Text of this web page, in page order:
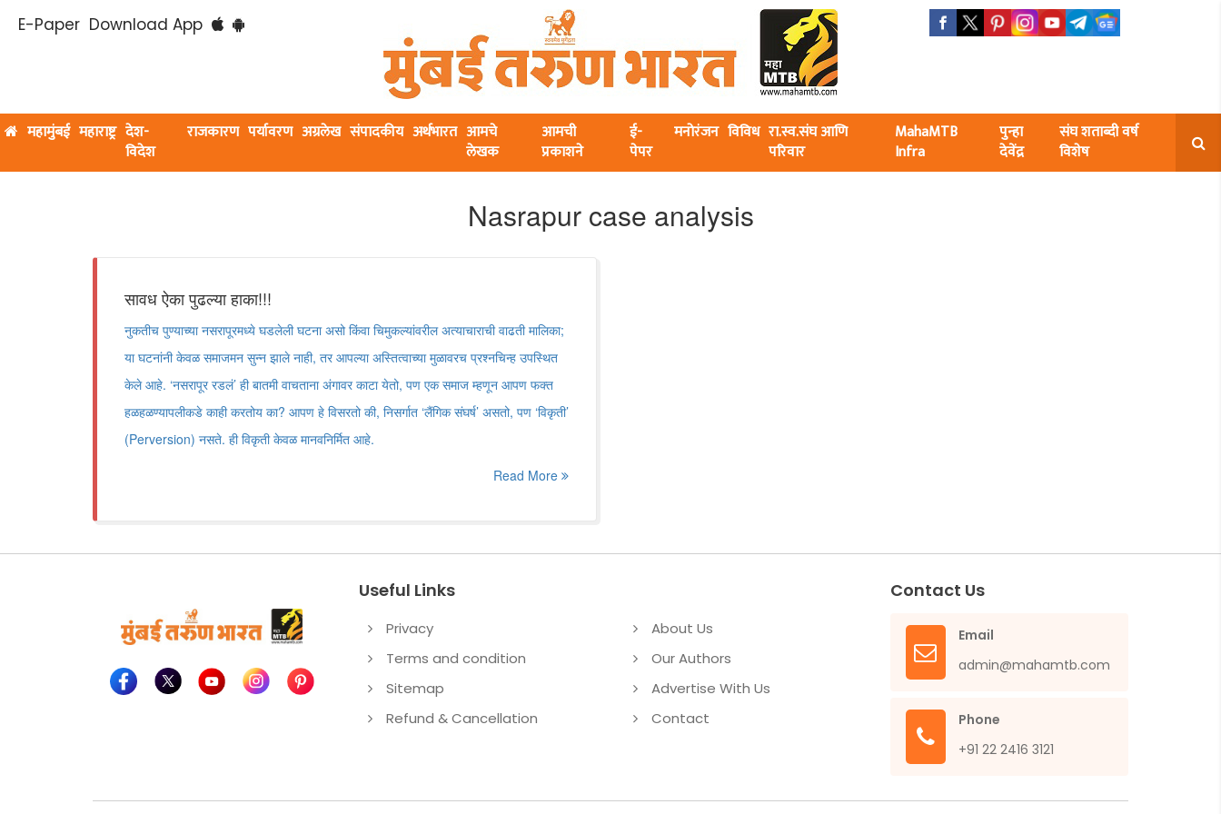
E-Paper Download App
महामुंबई महाराष्ट्र देश-
विदेश
राजकारण पर्यावरण अग्रलेख संपादकीय अर्थभारत आमचे
लेखक
आमची
प्रकाशने
ई-
पेपर
मनोरंजन विविध रा.स्व.संघ आणि
परिवार
MahaMTB
Infra
पुन्हा
देवेंद्र
संघ शताब्दी वर्ष
विशेष
Nasrapur case analysis
सावध ऐका पुढल्या हाका!!!
नुकतीच पुण्याच्या नसरापूरमध्ये घडलेली घटना असो किंवा चिमुकल्यांवरील अत्याचाराची वाढती मालिका;
या घटनांनी केवळ समाजमन सुन्न झाले नाही, तर आपल्या अस्तित्वाच्या मुळावरच प्रश्नचिन्ह उपस्थित
केले आहे. ‌‘नसरापूर रडलं‌’ ही बातमी वाचताना अंगावर काटा येतो, पण एक समाज म्हणून आपण फक्त
हळहळण्यापलीकडे काही करतोय का? आपण हे विसरतो की, निसर्गात ‌‘लैंगिक संघर्ष‌’ असतो, पण ‌‘विकृती‌’
(Perversion) नसते. ही विकृती केवळ मानवनिर्मित आहे.
Read More
Useful Links
Privacy
Terms and condition
Sitemap
Refund & Cancellation
About Us
Our Authors
Advertise With Us
Contact
Contact Us
Email
admin@mahamtb.com
Phone
+91 22 2416 3121